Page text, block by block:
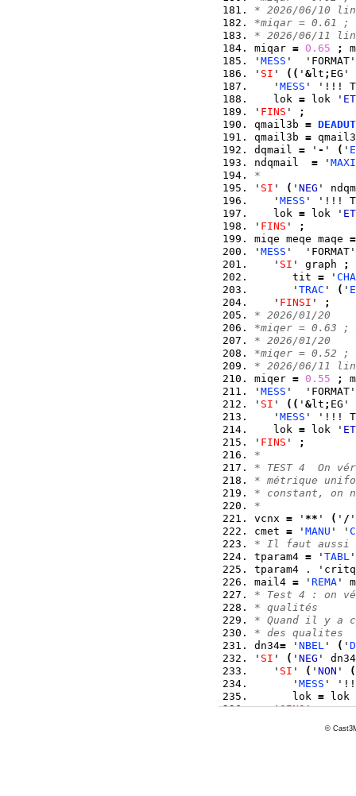
* 2026/06/10
*miqar = 0.61 ;
* 2026/06/11
miqar = 0.65 ;
' MESS '
' SI ' ( ( ' &lt ; EG'
   '
MESS ' '!!!
   lok
= lok ' ET
' FINS '
;
qmail3b =
qmail3b =
dqmail = ' - ' ( '
ndqmail = ' MAXI
*
' SI ' ( ' NEG '
   '
MESS ' '!!!
   lok
= lok ' ET
' FINS '
;
miqe meqe maqe =
' MESS '
   '
SI ' graph
;
      tit
= '
      '
TRAC ' ( '
   '
FINSI '
;
* 2026/01/20
*miqer = 0.63 ;
* 2026/01/20
*miqer = 0.52 ;
* 2026/06/11
miqer = 0.55 ;
' MESS '
' SI ' ( ( ' &lt ; EG'
   '
MESS ' '!!!
   lok
= lok ' ET
' FINS '
;
*
* TEST 4  On
* métrique
* constant, on
*
vcnx = ' ** ' ( ' /
cmet = ' MANU ' '
* Il faut aussi
tparam4 = ' TABL
tparam4 .
mail4 = ' REMA '
* Test 4 : on
* qualités
* Quand il y a
* des qualites
dn34= ' NBEL ' ( '
' SI ' ( ' NEG '
   '
SI ' ( ' NON '
(
      '
MESS ' '!!!
      lok
= lok
   '
SINO' ;
      cmet4
= '
©